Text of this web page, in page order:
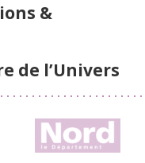
&
de l’Univers